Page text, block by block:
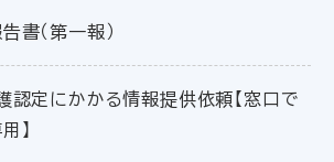
書（第一報）
認定にかかる情報提供依頼【窓口で
】